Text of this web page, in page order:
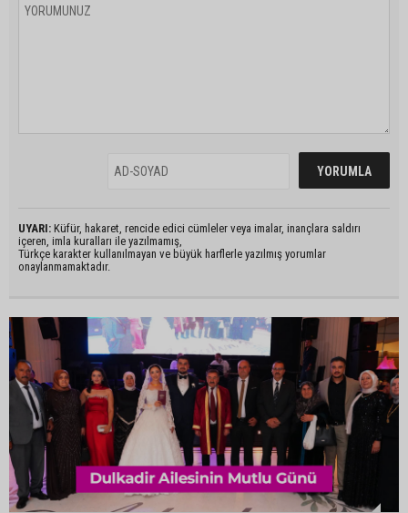
UYARI: Küfür, hakaret, rencide edici cümleler veya imalar, inançlara saldırı
içeren, imla kuralları ile yazılmamış,
Türkçe karakter kullanılmayan ve büyük harflerle yazılmış yorumlar
onaylanmamaktadır.